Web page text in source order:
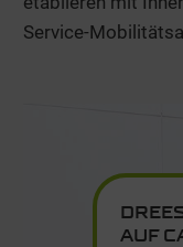
Service-
AUF